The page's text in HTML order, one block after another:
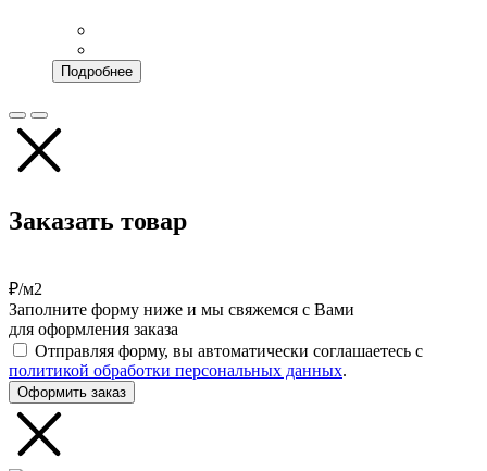
Подробнее
Заказать товар
₽/м2
Заполните форму ниже и мы свяжемся с Вами
для оформления заказа
Отправляя форму, вы автоматически соглашаетесь с
политикой обработки персональных данных.
Оформить заказ